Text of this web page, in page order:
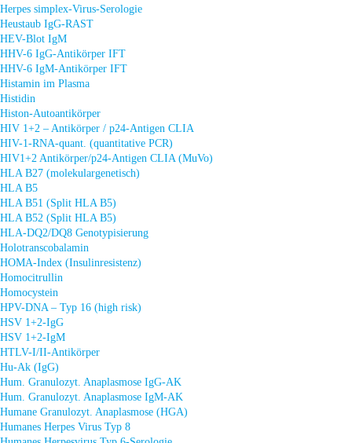
Herpes simplex-Virus-Serologie
Heustaub IgG-RAST
HEV-Blot IgM
HHV-6 IgG-Antikörper IFT
HHV-6 IgM-Antikörper IFT
Histamin im Plasma
Histidin
Histon-Autoantikörper
HIV 1+2 – Antikörper / p24-Antigen CLIA
HIV-1-RNA-quant. (quantitative PCR)
HIV1+2 Antikörper/p24-Antigen CLIA (MuVo)
HLA B27 (molekulargenetisch)
HLA B5
HLA B51 (Split HLA B5)
HLA B52 (Split HLA B5)
HLA-DQ2/DQ8 Genotypisierung
Holotranscobalamin
HOMA-Index (Insulinresistenz)
Homocitrullin
Homocystein
HPV-DNA – Typ 16 (high risk)
HSV 1+2-IgG
HSV 1+2-IgM
HTLV-I/II-Antikörper
Hu-Ak (IgG)
Hum. Granulozyt. Anaplasmose IgG-AK
Hum. Granulozyt. Anaplasmose IgM-AK
Humane Granulozyt. Anaplasmose (HGA)
Humanes Herpes Virus Typ 8